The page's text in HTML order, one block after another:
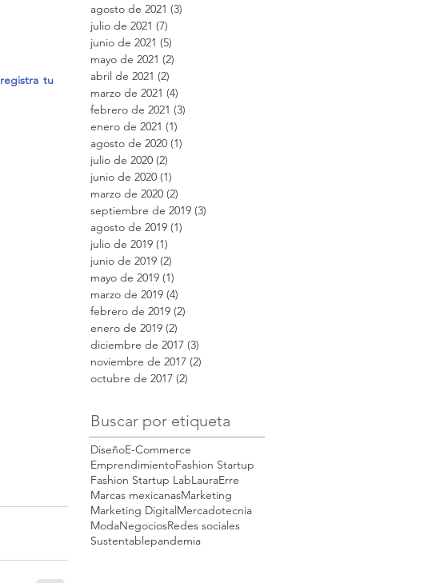
registra tu
agosto de 2021 (3)
julio de 2021 (7)
junio de 2021 (5)
mayo de 2021 (2)
abril de 2021 (2)
marzo de 2021 (4)
febrero de 2021 (3)
enero de 2021 (1)
agosto de 2020 (1)
julio de 2020 (2)
junio de 2020 (1)
marzo de 2020 (2)
septiembre de 2019 (3)
agosto de 2019 (1)
julio de 2019 (1)
junio de 2019 (2)
mayo de 2019 (1)
marzo de 2019 (4)
febrero de 2019 (2)
enero de 2019 (2)
diciembre de 2017 (3)
noviembre de 2017 (2)
octubre de 2017 (2)
Buscar por etiqueta
DiseñoE-Commerce
EmprendimientoFashion Startup
Fashion Startup LabLauraErre
Marcas mexicanasMarketing
Marketing DigitalMercadotecnia
ModaNegociosRedes sociales
Sustentablepandemia